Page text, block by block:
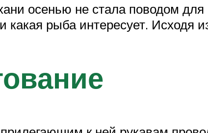
осенью не стала поводом
какая рыба интересует. Исходя